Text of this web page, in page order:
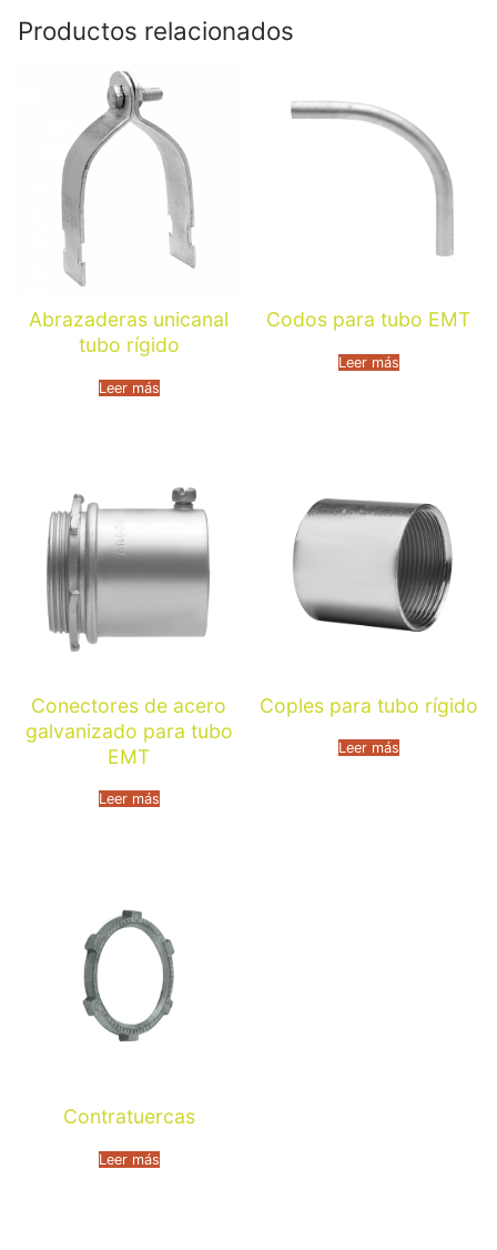
Productos relacionados
Abrazaderas unicanal
tubo rígido
Leer más
Codos para tubo EMT
Leer más
Conectores de acero
galvanizado para tubo
EMT
Leer más
Coples para tubo rígido
Leer más
Contratuercas
Leer más